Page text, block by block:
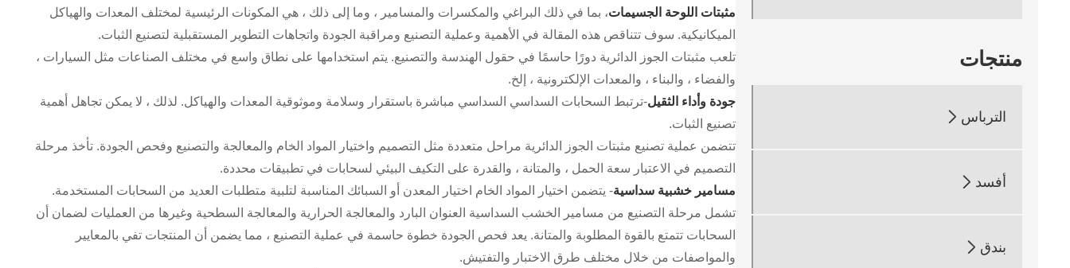
منتجات
الترباس 
أفسد 
بندق 
مثبتات اللوحة الجسيمات، بما في ذلك البراغي والمكسرات والمسامير ، وما إلى ذلك ، هي المكونات الرئيسية لمختلف المعدات والهياكل
الميكانيكية. سوف تتناقص هذه المقالة في الأهمية وعملية التصنيع ومراقبة الجودة واتجاهات التطوير المستقبلية لتصنيع الثبات.
تلعب مثبتات الجوز الدائرية دورًا حاسمًا في حقول الهندسة والتصنيع. يتم استخدامها على نطاق واسع في مختلف الصناعات مثل السيارات ،
والفضاء ، والبناء ، والمعدات الإلكترونية ، إلخ.
جودة وأداء الثقيل-ترتبط السحابات السداسي السداسي مباشرة باستقرار وسلامة وموثوقية المعدات والهياكل. لذلك ، لا يمكن تجاهل أهمية
تصنيع الثبات.
تتضمن عملية تصنيع مثبتات الجوز الدائرية مراحل متعددة مثل التصميم واختيار المواد الخام والمعالجة والتصنيع وفحص الجودة. تأخذ مرحلة
التصميم في الاعتبار سعة الحمل ، والمتانة ، والقدرة على التكيف البيئي لسحابات في تطبيقات محددة.
مسامير خشبية سداسية- يتضمن اختيار المواد الخام اختيار المعدن أو السبائك المناسبة لتلبية متطلبات العديد من السحابات المستخدمة.
تشمل مرحلة التصنيع من مسامير الخشب السداسية العنوان البارد والمعالجة الحرارية والمعالجة السطحية وغيرها من العمليات لضمان أن
السحابات تتمتع بالقوة المطلوبة والمتانة. يعد فحص الجودة خطوة حاسمة في عملية التصنيع ، مما يضمن أن المنتجات تفي بالمعايير
والمواصفات من خلال مختلف طرق الاختبار والتفتيش.